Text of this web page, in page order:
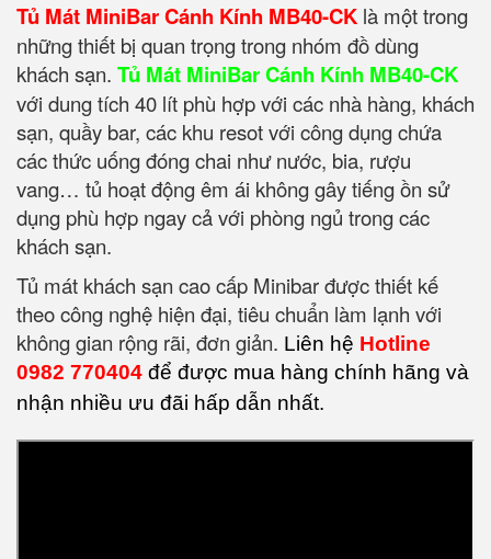
Tủ Mát MiniBar Cánh Kính MB40-CK là một trong
những thiết bị quan trọng trong nhóm đồ dùng
khách sạn. Tủ Mát MiniBar Cánh Kính MB40-CK
với dung tích 40 lít phù hợp với các nhà hàng, khách
sạn, quầy bar, các khu resot với công dụng chứa
các thức uống đóng chai như nước, bia, rượu
vang… tủ hoạt động êm ái không gây tiếng ồn sử
dụng phù hợp ngay cả với phòng ngủ trong các
khách sạn.
Tủ mát khách sạn cao cấp Minibar được thiết kế
theo công nghệ hiện đại, tiêu chuẩn làm lạnh với
không gian rộng rãi, đơn giản. Liên hệ Hotline
0982 770404 để được mua hàng chính hãng và
nhận nhiều ưu đãi hấp dẫn nhất.